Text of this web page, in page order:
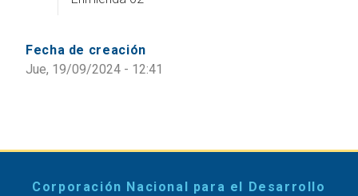
Fecha de creación
Jue, 19/09/2024 - 12:41
Corporación Nacional para el Desarrollo